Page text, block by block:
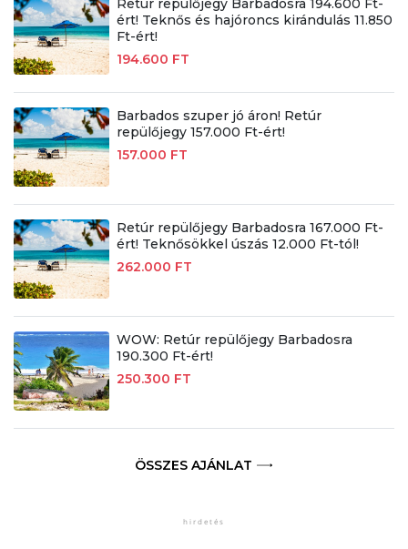
Retúr repülőjegy Barbadosra 194.600 Ft-
ért! Teknős és hajóroncs kirándulás 11.850
Ft-ért!
194.600 FT
Barbados szuper jó áron! Retúr
repülőjegy 157.000 Ft-ért!
157.000 FT
Retúr repülőjegy Barbadosra 167.000 Ft-
ért! Teknősökkel úszás 12.000 Ft-tól!
262.000 FT
WOW: Retúr repülőjegy Barbadosra
190.300 Ft-ért!
250.300 FT
ÖSSZES AJÁNLAT